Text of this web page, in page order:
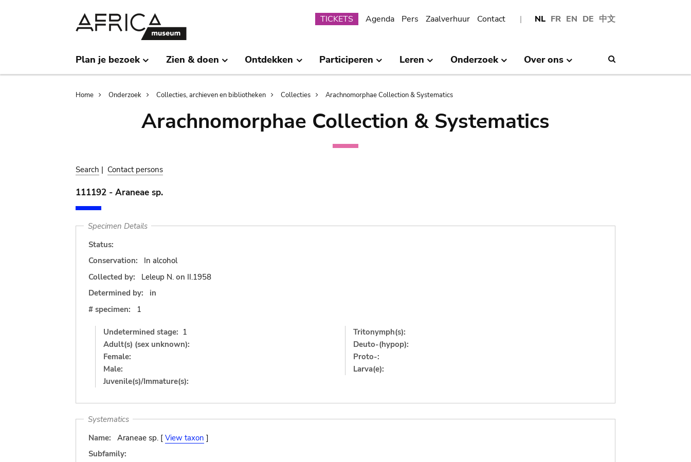
NL FR EN DE 中文
Submenu
TICKETS Agenda Pers Zaalverhuur Contact
Plan je bezoek Zien & doen Ontdekken Participeren Leren Onderzoek Over ons
Breadcrumb
Home Onderzoek Collecties, archieven en bibliotheken Collecties Arachnomorphae Collection & Systematics
Arachnomorphae Collection & Systematics
Search | Contact persons
111192 - Araneae sp.
Specimen Details
Status:
Conservation:
In alcohol
Collected by:
Leleup N. on II.1958
Determined by:
in
# specimen:
1
Undetermined stage: 1
Adult(s) (sex unknown):
Female:
Male:
Juvenile(s)/Immature(s):
Tritonymph(s):
Deuto-(hypop):
Proto-:
Larva(e):
Systematics
Name:
Araneae sp. [ View taxon ]
Subfamily: